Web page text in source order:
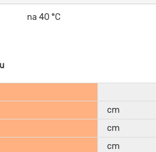
na 40 °C
cm
cm
cm